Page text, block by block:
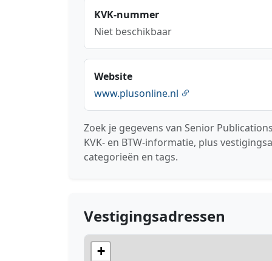
KVK-nummer
Niet beschikbaar
Website
www.plusonline.nl
Zoek je gegevens van Senior
KVK- en BTW-informatie, plus
categorieën en tags.
Vestigingsadressen
+